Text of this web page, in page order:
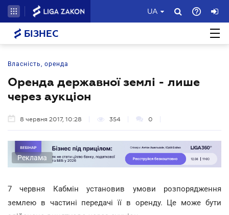
UA
БІЗНЕС
Власність, оренда
Оренда державної землі - лише
через аукціон
8 червня 2017, 10:28 354 0
Реклама
7 червня Кабмін установив умови розпорядження
землею в частині передачі її в оренду. Це може бути